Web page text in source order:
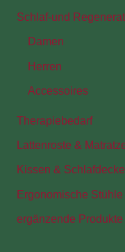
Schlaf-und
Damen
Herren
Accessoires
Therapiebedarf
Lattenroste &
Kissen &
Ergonomische
ergänzende Produkte